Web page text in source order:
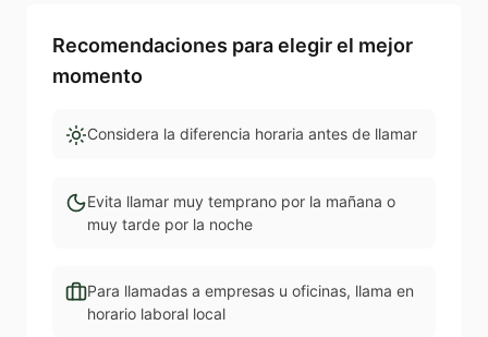
Recomendaciones para elegir el mejor
momento
Considera la diferencia horaria antes de llamar
Evita llamar muy temprano por la mañana o
muy tarde por la noche
Para llamadas a empresas u oficinas, llama en
horario laboral local